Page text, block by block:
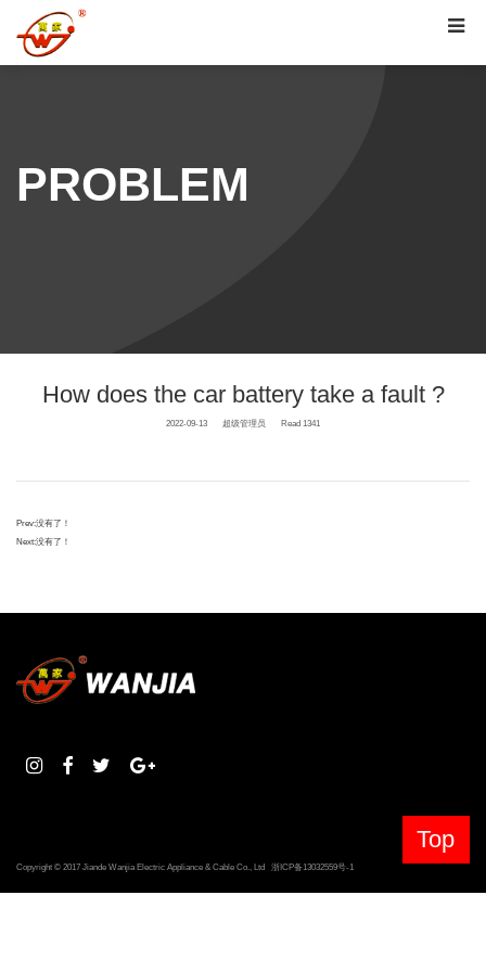
PROBLEM
How does the car battery take a fault ?
2022-09-13 超级管理员 Read 1341
Prev:没有了！
Next:没有了！
Copyright © 2017 Jiande Wanjia Electric Appliance & Cable Co., Ltd 浙ICP备13032559号-1
Top